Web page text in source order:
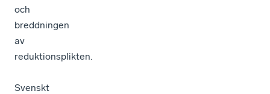
och
breddningen
av
reduktionsplikten.
Svenskt